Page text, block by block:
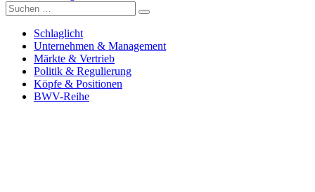
Versicherungswirtschaft-heute
Suche
nach:
Schlaglicht
Unternehmen & Management
Märkte & Vertrieb
Politik & Regulierung
Köpfe & Positionen
BWV-Reihe